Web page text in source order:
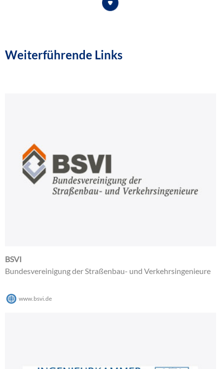
Weiterführende Links
BSVI
Bundesvereinigung der Straßenbau- und Verkehrsingenieure
www.bsvi.de